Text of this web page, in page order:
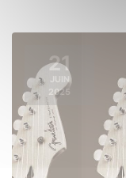
21
JUIN
2025